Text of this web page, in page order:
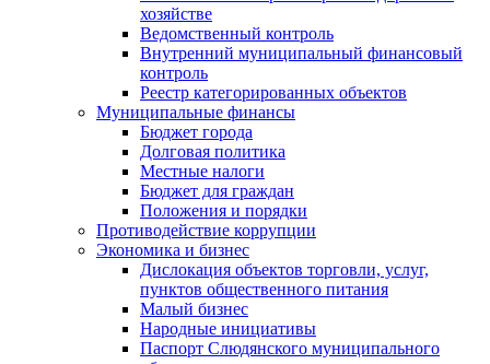
хозяйстве
Ведомственный контроль
Внутренний муниципальный финансовый
контроль
Реестр категорированных объектов
Муниципальные финансы
Бюджет города
Долговая политика
Местные налоги
Бюджет для граждан
Положения и порядки
Противодействие коррупции
Экономика и бизнес
Дислокация объектов торговли, услуг,
пунктов общественного питания
Малый бизнес
Народные инициативы
Паспорт Слюдянского муниципального